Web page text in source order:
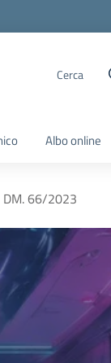
Cerca
Albo online
DM. 66/2023